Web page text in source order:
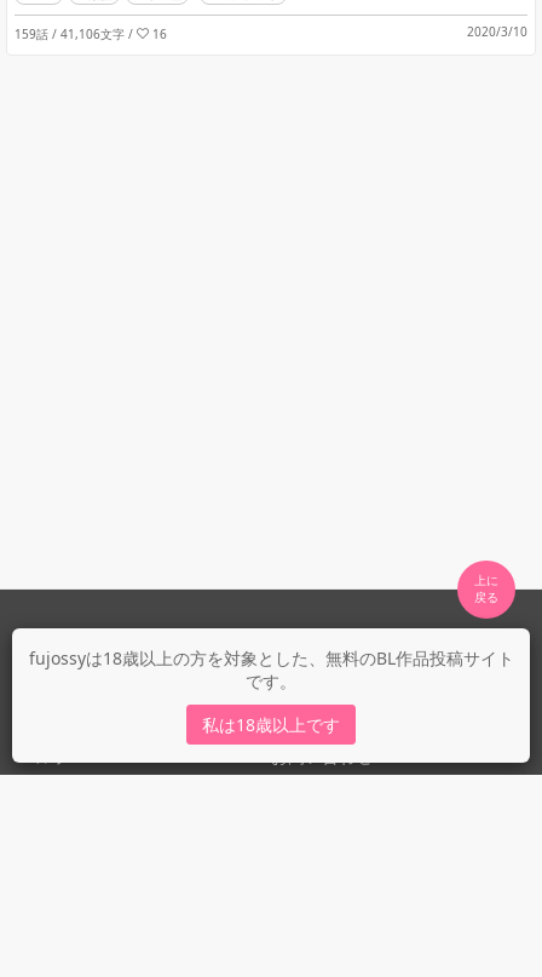
fujossyは18歳以上の方を対象とした、無料のBL作品投稿サイト
です。
私は18歳以上です
159話 / 41,106文字 / 16 2020/3/10
上に
fujossyについて
fujossy運営ブログ